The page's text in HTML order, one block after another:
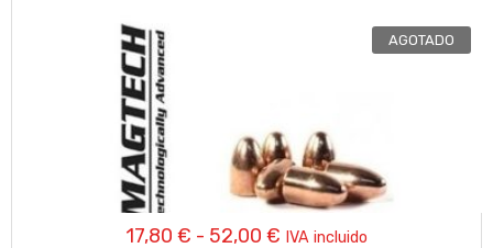
AGOTADO
17,80 € - 52,00 € Rango
IVA incluido